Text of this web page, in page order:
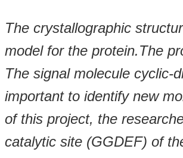
The crystallographic
model for the protein.The
The signal molecule cyclic-
important to identify new
of this project, the
catalytic site (GGDEF) of